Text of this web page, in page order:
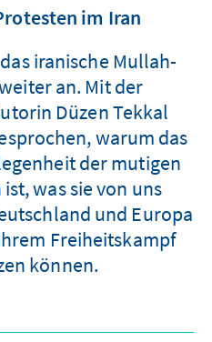
im Iran
iranische Mullah-
an. Mit der
Düzen Tekkal
warum das
der mutigen
was sie von uns
und Europa
Freiheitskampf
können.